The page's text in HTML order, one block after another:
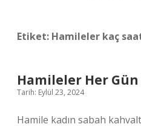
Etiket: Hamileler kaç
Hamileler Her
Tarih: Eylül 23, 2024
Hamile kadın sabah